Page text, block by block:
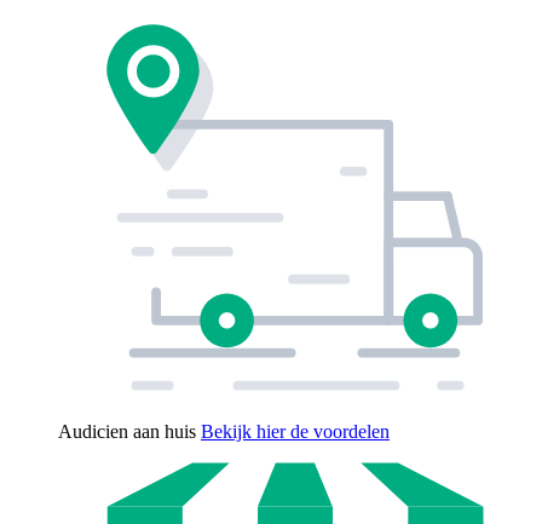
Audicien aan huis Bekijk hier de voordelen